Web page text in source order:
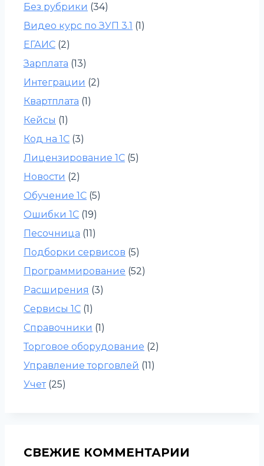
Без рубрики (34)
Видео курс по ЗУП 3.1 (1)
ЕГАИС (2)
Зарплата (13)
Интеграции (2)
Квартплата (1)
Кейсы (1)
Код на 1С (3)
Лицензирование 1С (5)
Новости (2)
Обучение 1С (5)
Ошибки 1С (19)
Песочница (11)
Подборки сервисов (5)
Программирование (52)
Расширения (3)
Сервисы 1С (1)
Справочники (1)
Торговое оборудование (2)
Управление торговлей (11)
Учет(25)
СВЕЖИЕ КОММЕНТАРИИ